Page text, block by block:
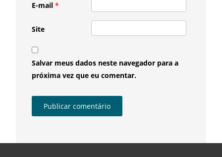
E-mail *
Site
Salvar meus dados neste navegador para a
próxima vez que eu comentar.